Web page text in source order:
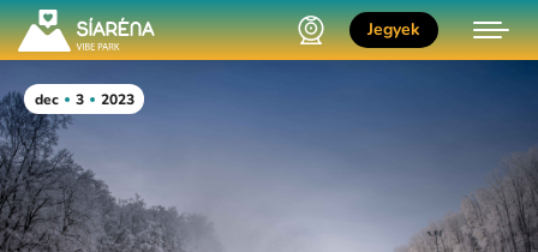
Jegyek
dec 3 2023